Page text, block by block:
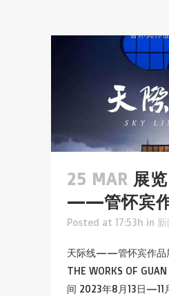
25 MAR 展
——管怀宾
Posted at 17:53h in 新
天际线——管怀宾作品
THE WORKS OF
间 2023年8月13日—11